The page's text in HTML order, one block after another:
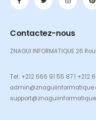
Contactez-nous
ZNAGUI INFORMATIQUE 26
Tel: +212 666 91 55 87 | +212